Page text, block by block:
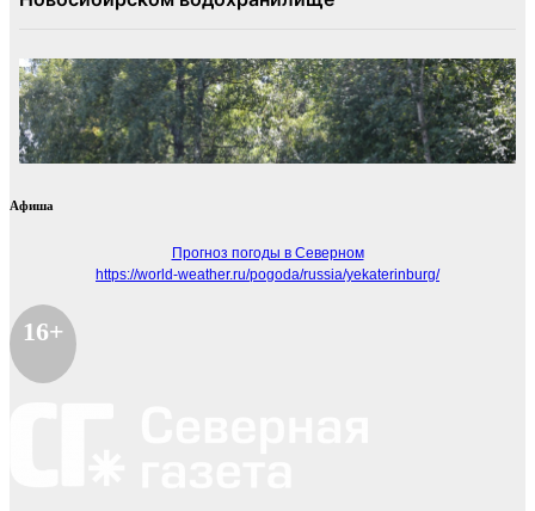
Афиша
Прогноз погоды в Северном
https://world-weather.ru/pogoda/russia/yekaterinburg/
16+